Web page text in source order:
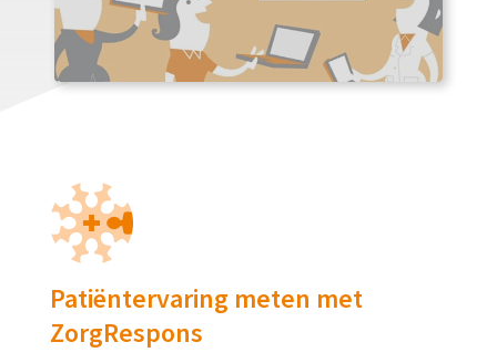
Patiëntervaring meten met
ZorgRespons